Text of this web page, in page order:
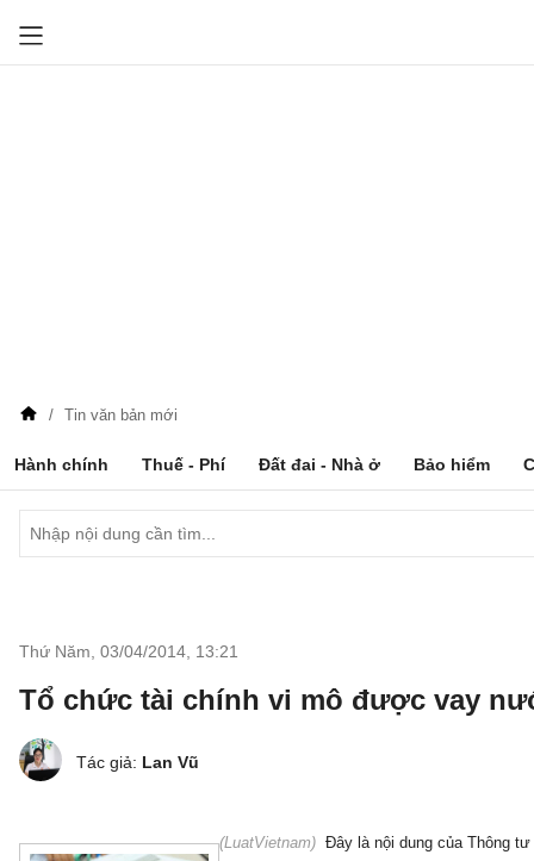
Tin văn bản mới
Hành chính Thuế - Phí Đất đai - Nhà ở Bảo hiểm
Thứ Năm, 03/04/2014 13:21
Tổ chức tài chính vi mô được vay
Tác giả: Lan Vũ
(LuatVietnam) Đây là nội dung của Thông